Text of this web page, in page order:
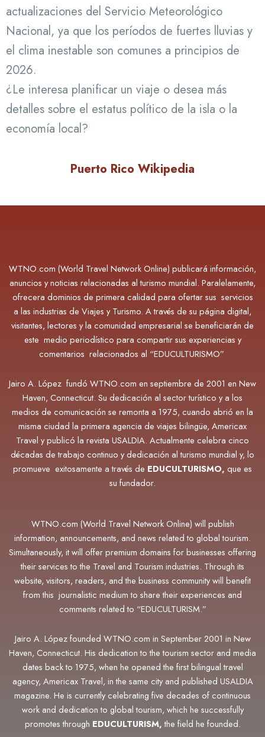
actualizaciones del Servicio Meteorológico
Nacional, ya que los períodos de fuertes lluvias y
el clima inestable son comunes a principios de
2026.
¿Le interesa planificar un viaje o desea más
detalles sobre el estatus político de la isla o la
economía local?
Puerto Rico Wikipedia
WTNO.com (World Travel Network Online) publicará información,
anuncios y noticias relacionadas al turismo mundial. Paralelamente,
ofrecera dominios de primera calidad para ofertar sus servicios
a las industrias de Viajes y Turismo. A través de su página digital,
visitantes, lectores y la comunidad empresarial se beneficiarán de
este medio periodístico para compartir sus experiencias y
comentarios relacionados al “EDUCULTURISMO”
Jairo A. López fundó WTNO.com en septiembre de 2001 en New
Haven, Connecticut. Su dedicación al sector turístico y a los
medios de comunicación se remonta a 1975, cuando abrió en la
misma ciudad la primera agencia de viajes bilingüe, Americax
Travel y publicó la revista USALDIA. Actualmente celebra cinco
décadas de trabajo continuo y dedicación al turismo mundial y, lo
promueve exitosamente a través de EDUCULTURISMO, que es
su fundador.
WTNO.com (World Travel Network Online) will publish
information, announcements, and news related to global tourism.
Simultaneously, it will offer premium domains for businesses offering
their services to the Travel and Tourism industries. Through its
website, visitors, readers, and the business community will benefit
from this journalistic medium to share their experiences and
comments related to “EDUCULTURISM.”
Jairo A. López founded WTNO.com in September 2001 in New
Haven, Connecticut. His dedication to the tourism sector and media
dates back to 1975, when he opened the first bilingual travel
agency, Americax Travel, in the same city and published USALDIA
magazine. He is currently celebrating five decades of continuous
work and dedication to global tourism, which he successfully
promotes through EDUCULTURISM,the field he founded.